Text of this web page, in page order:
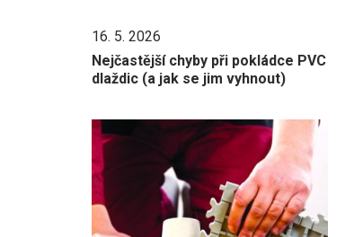
16. 5. 2026
Nejčastější chyby při pokládce PVC
dlaždic (a jak se jim vyhnout)